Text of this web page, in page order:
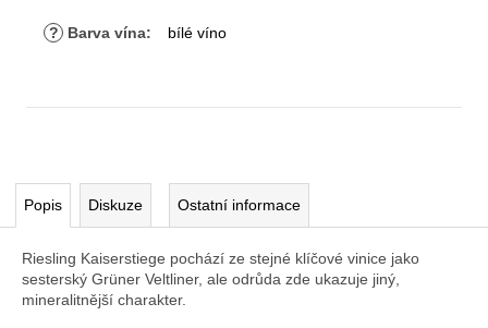
? Barva vína: bílé víno
Popis Diskuze Ostatní informace
Riesling Kaiserstiege pochází ze stejné klíčové vinice jako
sesterský Grüner Veltliner, ale odrůda zde ukazuje jiný,
mineralitnější charakter.